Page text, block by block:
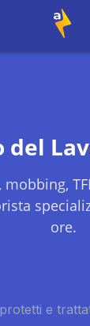
del
mobbing,
ore.